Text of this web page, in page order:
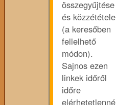
összegyűjtése
és közzététele
(a keresőben
fellelhető
módon).
Sajnos ezen
linkek időről
időre
elérhetetlenné